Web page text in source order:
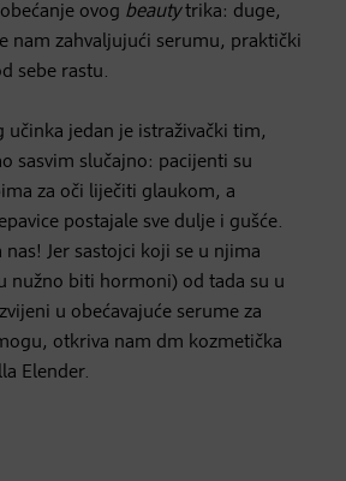
ovog beautytrika: duge,
nam zahvaljujući serumu, praktički
sebe rastu.
učinka jedan je istraživački tim,
sasvim slučajno: pacijenti su
za oči liječiti glaukom, a
postajale sve dulje i gušće.
nas! Jer sastojci koji se u njima
nužno biti hormoni) od tada su u
u obećavajuće serume za
otkriva nam dm kozmetička
Elender.